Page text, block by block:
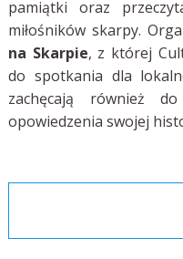
pamiątki oraz
miłośników skarpy.
na Skarpie, z której
do spotkania dla
zachęcają również
opowiedzenia swojej